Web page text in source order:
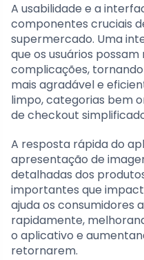
A usabilidade e a
componentes cruciais
supermercado. Uma
que os usuários
complicações,
mais agradável e
limpo, categorias bem
de checkout
A resposta rápida do
apresentação de
detalhadas dos
importantes que
ajuda os consumidores
rapidamente,
o aplicativo e
retornarem.